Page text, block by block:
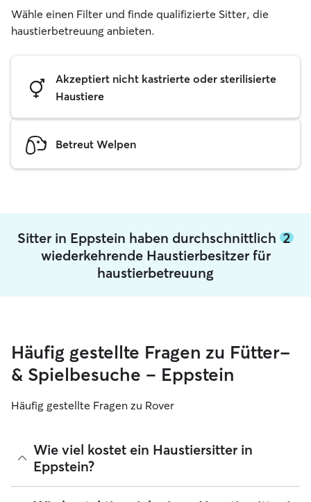
Wähle einen Filter und finde qualifizierte Sitter, die
haustierbetreuung anbieten.
Akzeptiert nicht kastrierte oder sterilisierte
Haustiere
Betreut Welpen
Sitter in Eppstein haben durchschnittlich 2
wiederkehrende Haustierbesitzer für
haustierbetreuung
Häufig gestellte Fragen zu Fütter-
& Spielbesuche – Eppstein
Häufig gestellte Fragen zu Rover
Wie viel kostet ein Haustiersitter in
Eppstein?